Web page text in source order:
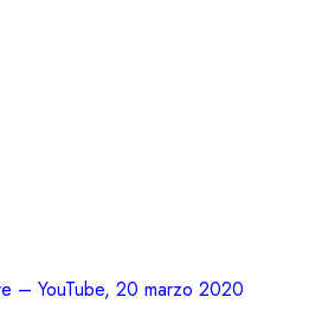
– YouTube, 20 marzo 2020